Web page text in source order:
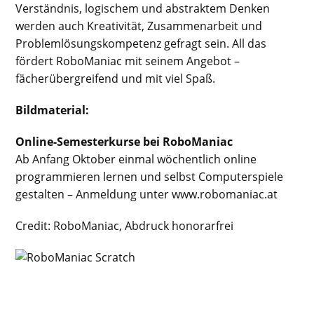
Verständnis, logischem und abstraktem Denken
werden auch Kreativität, Zusammenarbeit und
Problemlösungskompetenz gefragt sein. All das
fördert RoboManiac mit seinem Angebot –
fächerübergreifend und mit viel Spaß.
Bildmaterial:
Online-Semesterkurse bei RoboManiac
Ab Anfang Oktober einmal wöchentlich online
programmieren lernen und selbst Computerspiele
gestalten – Anmeldung unter www.robomaniac.at
Credit: RoboManiac, Abdruck honorarfrei